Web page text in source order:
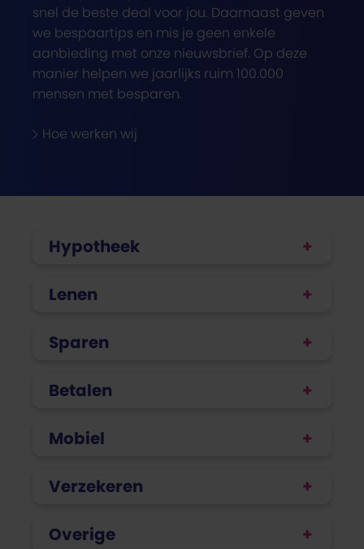
snel de beste deal voor jou. Daarnaast geven
we bespaartips en mis je geen enkele
aanbieding met onze nieuwsbrief. Op deze
manier helpen we jaarlijks ruim 100.000
mensen met besparen.
Hoe werken wij
Hypotheek
Lenen
Sparen
Betalen
Mobiel
Verzekeren
Overige